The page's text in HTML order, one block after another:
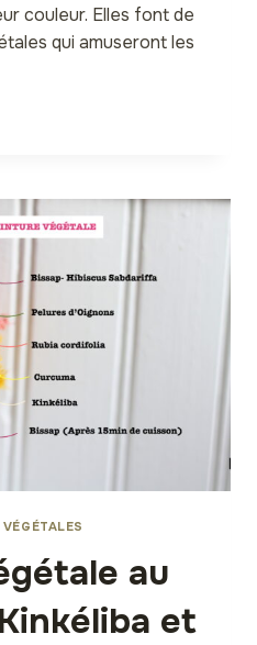
couleur. Elles font de
qui amuseront les
au
et